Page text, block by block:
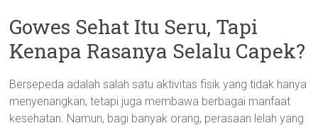
Gowes Sehat Itu Seru, Tapi
Kenapa Rasanya Selalu Capek?
Bersepeda adalah salah satu aktivitas fisik yang tidak hanya
menyenangkan, tetapi juga membawa berbagai manfaat
kesehatan. Namun, bagi banyak orang, perasaan lelah yang